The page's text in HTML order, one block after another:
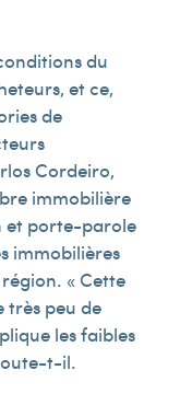
du
et ce,
de
Cordeiro,
immobilière
et porte-parole
immobilières
« Cette
très peu de
les faibles
t-il.